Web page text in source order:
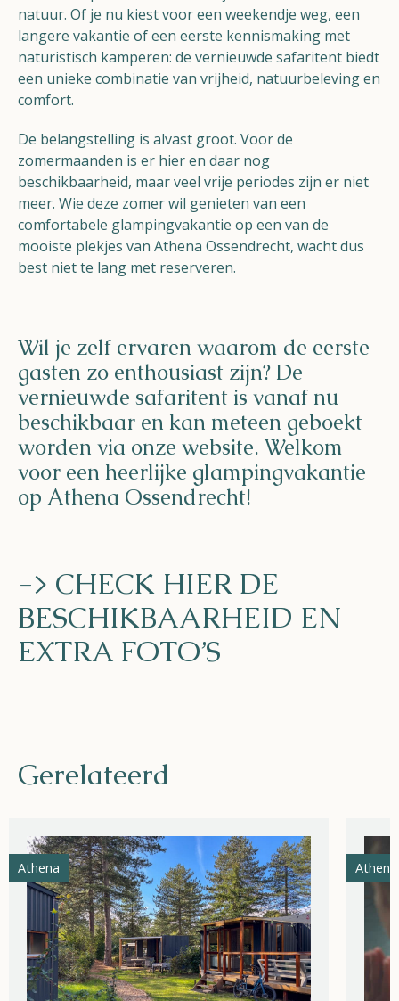
natuur. Of je nu kiest voor een weekendje weg, een
langere vakantie of een eerste kennismaking met
naturistisch kamperen: de vernieuwde safaritent biedt
een unieke combinatie van vrijheid, natuurbeleving en
comfort.
De belangstelling is alvast groot. Voor de
zomermaanden is er hier en daar nog
beschikbaarheid, maar veel vrije periodes zijn er niet
meer. Wie deze zomer wil genieten van een
comfortabele glampingvakantie op een van de
mooiste plekjes van Athena Ossendrecht, wacht dus
best niet te lang met reserveren.
Wil je zelf ervaren waarom de eerste
gasten zo enthousiast zijn? De
vernieuwde safaritent is vanaf nu
beschikbaar en kan meteen geboekt
worden via onze website. Welkom
voor een heerlijke glampingvakantie
op Athena Ossendrecht!
-> CHECK HIER DE
BESCHIKBAARHEID EN
EXTRA FOTO’S
Gerelateerd
Athena